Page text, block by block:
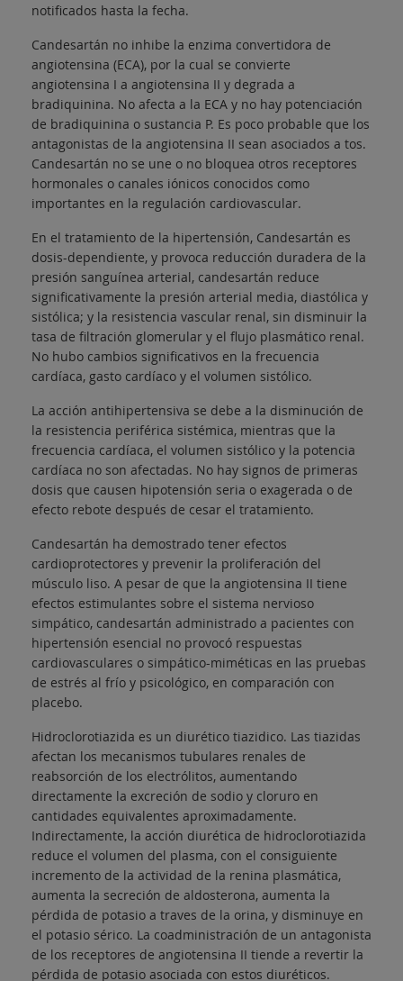
notificados hasta la fecha.
Candesartán no inhibe la enzima convertidora de
angiotensina (ECA), por la cual se convierte
angiotensina I a angiotensina II y degrada a
bradiquinina. No afecta a la ECA y no hay potenciación
de bradiquinina o sustancia P. Es poco probable que los
antagonistas de la angiotensina II sean asociados a tos.
Candesartán no se une o no bloquea otros receptores
hormonales o canales iónicos conocidos como
importantes en la regulación cardiovascular.
En el tratamiento de la hipertensión, Candesartán es
dosis-dependiente, y provoca reducción duradera de la
presión sanguínea arterial, candesartán reduce
significativamente la presión arterial media, diastólica y
sistólica; y la resistencia vascular renal, sin disminuir la
tasa de filtración glomerular y el flujo plasmático renal.
No hubo cambios significativos en la frecuencia
cardíaca, gasto cardíaco y el volumen sistólico.
La acción antihipertensiva se debe a la disminución de
la resistencia periférica sistémica, mientras que la
frecuencia cardíaca, el volumen sistólico y la potencia
cardíaca no son afectadas. No hay signos de primeras
dosis que causen hipotensión seria o exagerada o de
efecto rebote después de cesar el tratamiento.
Candesartán ha demostrado tener efectos
cardioprotectores y prevenir la proliferación del
músculo liso. A pesar de que la angiotensina II tiene
efectos estimulantes sobre el sistema nervioso
simpático, candesartán administrado a pacientes con
hipertensión esencial no provocó respuestas
cardiovasculares o simpático-miméticas en las pruebas
de estrés al frío y psicológico, en comparación con
placebo.
Hidroclorotiazida es un diurético tiazidico. Las tiazidas
afectan los mecanismos tubulares renales de
reabsorción de los electrólitos, aumentando
directamente la excreción de sodio y cloruro en
cantidades equivalentes aproximadamente.
Indirectamente, la acción diurética de hidroclorotiazida
reduce el volumen del plasma, con el consiguiente
incremento de la actividad de la renina plasmática,
aumenta la secreción de aldosterona, aumenta la
pérdida de potasio a traves de la orina, y disminuye en
el potasio sérico. La coadministración de un antagonista
de los receptores de angiotensina II tiende a revertir la
pérdida de potasio asociada con estos diuréticos.